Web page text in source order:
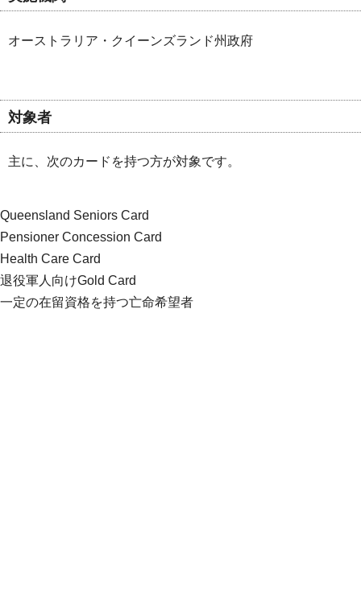
オーストラリア・クイーンズランド州政府
対象者
主に、次のカードを持つ方が対象です。
Queensland Seniors Card
Pensioner Concession Card
Health Care Card
退役軍人向けGold Card
一定の在留資格を持つ亡命希望者